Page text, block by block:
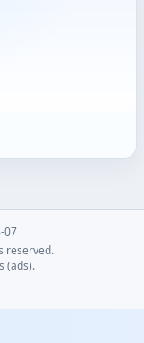
07
reserved.
(ads).